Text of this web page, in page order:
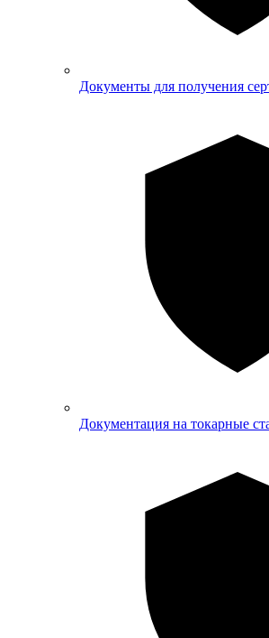
Документы для получения
Документация на токарные